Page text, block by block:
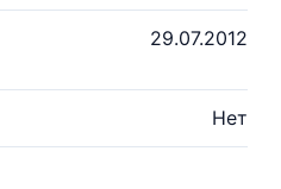
29.07.2012
Нет